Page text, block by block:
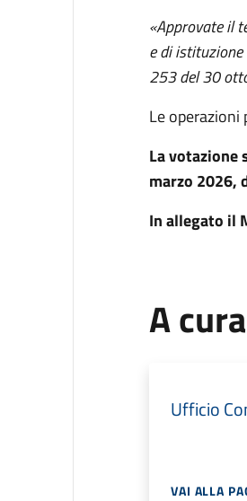
«Approvate il
e di
253 del 30
Le
La votazione
marzo 2026,
In allegato il
A
Ufficio
VAI ALLA